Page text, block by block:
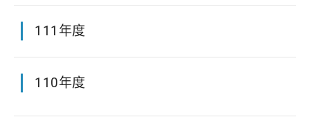
111年度
110年度